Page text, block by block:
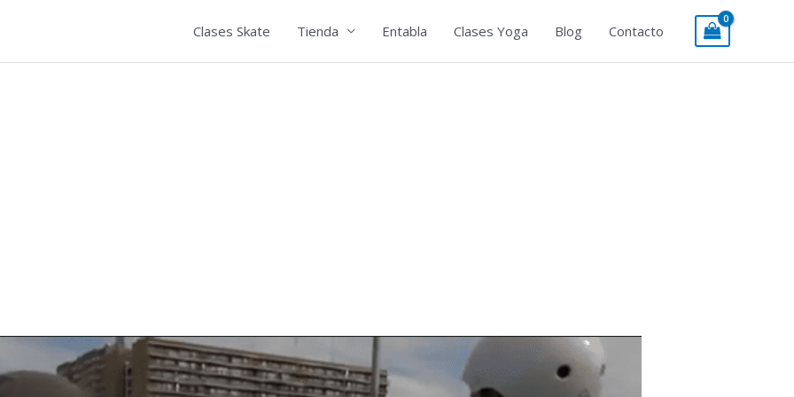
Clases Skate Tienda Entabla Clases Yoga Blog Contacto